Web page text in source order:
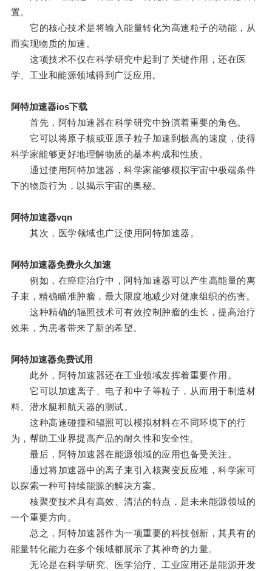
置。
它的核心技术是将输入能量转化为高速粒子的动能，从
而实现物质的加速。
这项技术不仅在科学研究中起到了关键作用，还在医
学、工业和能源领域得到广泛应用。
阿特加速器ios下载
首先，阿特加速器在科学研究中扮演着重要的角色。
它可以将原子核或亚原子粒子加速到极高的速度，使得
科学家能够更好地理解物质的基本构成和性质。
通过使用阿特加速器，科学家能够模拟宇宙中极端条件
下的物质行为，以揭示宇宙的奥秘。
阿特加速器vqn
其次，医学领域也广泛使用阿特加速器。
阿特加速器免费永久加速
例如，在癌症治疗中，阿特加速器可以产生高能量的离
子束，精确瞄准肿瘤，最大限度地减少对健康组织的伤害。
这种精确的辐照技术可有效控制肿瘤的生长，提高治疗
效果，为患者带来了新的希望。
阿特加速器免费试用
此外，阿特加速器还在工业领域发挥着重要作用。
它可以加速离子、电子和中子等粒子，从而用于制造材
料、潜水艇和航天器的测试。
这种高速碰撞和辐照可以模拟材料在不同环境下的行
为，帮助工业界提高产品的耐久性和安全性。
最后，阿特加速器在能源领域的应用也备受关注。
通过将加速器中的离子束引入核聚变反应堆，科学家可
以探索一种可持续能源的解决方案。
核聚变技术具有高效、清洁的特点，是未来能源领域的
一个重要方向。
总之，阿特加速器作为一项重要的科技创新，其具有的
能量转化能力在多个领域都展示了其神奇的力量。
无论是在科学研究、医学治疗、工业应用还是能源开发